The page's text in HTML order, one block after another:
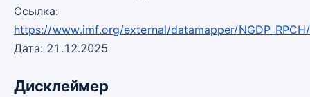
Ссылка:
https://www.imf.org/external/datamapper/
Дата: 21.12.2025
Дисклеймер